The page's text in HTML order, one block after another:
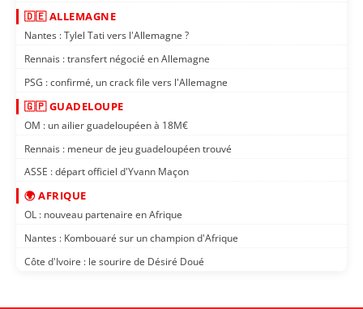
🇩🇪 ALLEMAGNE
Nantes : Tylel Tati vers l'Allemagne ?
Rennais : transfert négocié en Allemagne
PSG : confirmé, un crack file vers l'Allemagne
🇬🇵 GUADELOUPE
OM : un ailier guadeloupéen à 18M€
Rennais : meneur de jeu guadeloupéen trouvé
ASSE : départ officiel d'Yvann Maçon
🌍 AFRIQUE
OL : nouveau partenaire en Afrique
Nantes : Kombouaré sur un champion d'Afrique
Côte d'Ivoire : le sourire de Désiré Doué